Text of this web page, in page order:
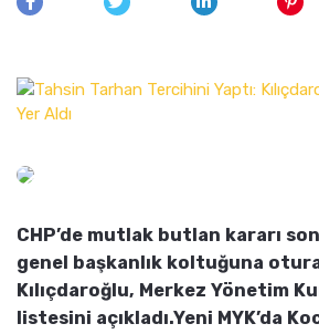
CHP’de mutlak butlan kararı
genel başkanlık koltuğuna
Kılıçdaroğlu, Merkez Yönetim
listesini açıkladı.Yeni MYK’da